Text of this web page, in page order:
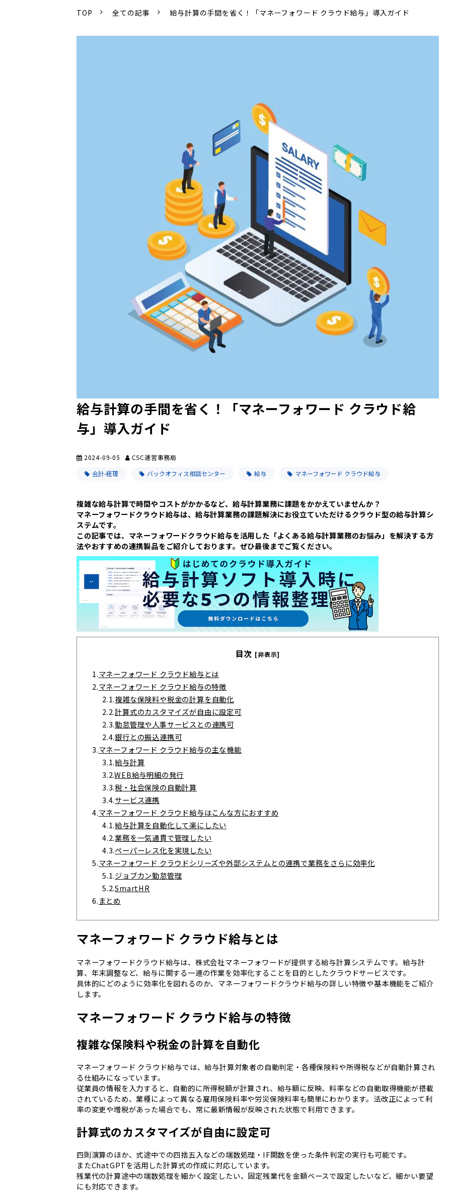
TOP 全ての記事 給与計算の手間を省く！「マネーフォワード クラウド給与」導入ガイド
給与計算の手間を省く！「マネーフォワード クラウド給
与」導入ガイド
2024-09-05
CSC運営事務局
会計-経理
バックオフィス相談センター 給与 マネーフォワード クラウド給与
複雑な給与計算で時間やコストがかかるなど、給与計算業務に課題をかかえていませんか？
マネーフォワードクラウド給与は、給与計算業務の課題解決にお役立ていただけるクラウド型の給与計算シ
ステムです。
この記事では、マネーフォワードクラウド給与を活用した「よくある給与計算業務のお悩み」を解決する方
法やおすすめの連携製品をご紹介しております。ぜひ最後までご覧ください。
目次 [非表示]
1.マネーフォワード クラウド給与とは
2.マネーフォワード クラウド給与の特徴
2.1.複雑な保険料や税金の計算を自動化
2.2.計算式のカスタマイズが自由に設定可
2.3.勤怠管理や人事サービスとの連携可
2.4.銀行との振込連携可
3.マネーフォワード クラウド給与の主な機能
3.1.給与計算
3.2.WEB給与明細の発行
3.3.税・社会保険の自動計算
3.4.サービス連携
4.マネーフォワード クラウド給与はこんな方におすすめ
4.1.給与計算を自動化して楽にしたい
4.2.業務を一気通貫で管理したい
4.3.ペーパーレス化を実現したい
5.マネーフォワード クラウドシリーズや外部システムとの連携で業務をさらに効率化
5.1.ジョブカン勤怠管理
5.2.SmartHR
6.まとめ
マネーフォワード クラウド給与とは
マネーフォワードクラウド給与は、株式会社マネーフォワードが提供する給与計算システムです。給与計
算、年末調整など、給与に関する一連の作業を効率化することを目的としたクラウドサービスです。
具体的にどのように効率化を図れるのか、マネーフォワードクラウド給与の詳しい特徴や基本機能をご紹介
します。
マネーフォワード クラウド給与の特徴
複雑な保険料や税金の計算を自動化
マネーフォワード クラウド給与では、給与計算対象者の自動判定・各種保険料や所得税などが自動計算され
る仕組みになっています。
従業員の情報を入力すると、自動的に所得税額が計算され、給与額に反映、料率などの自動取得機能が搭載
されているため、業種によって異なる雇用保険料率や労災保険料率も簡単にわかります。法改正によって利
率の変更や増税があった場合でも、常に最新情報が反映された状態で利用できます。
計算式のカスタマイズが自由に設定可
四則演算のほか、式途中での四捨五入などの端数処理・IF関数を使った条件判定の実行も可能です。
またChatGPTを活用した計算式の作成に対応しています。
残業代の計算途中の端数処理を細かく設定したい、固定残業代を金額ベースで設定したいなど、細かい要望
にも対応できます。